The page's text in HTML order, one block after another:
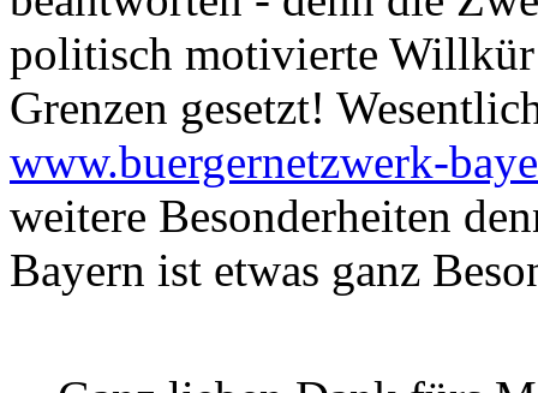
politisch motivierte
Grenzen gesetzt!
www.buergernetzwerk-
weitere Besonderheiten
Bayern ist etwas ganz